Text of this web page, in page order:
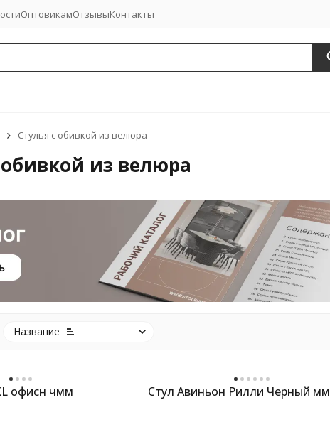
ОптовикамОтзывыКонтакты
Стулья с обивкой из велюра
обивкой из велюра
Название
офисн чмм Стул Авиньон Рилли Черный мм